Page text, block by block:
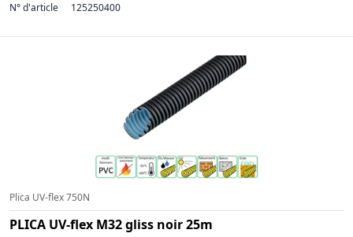
N° d'article 125250400
Plica UV-flex 750N
PLICA UV-flex M32 gliss noir 25m